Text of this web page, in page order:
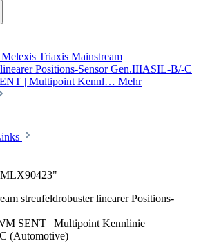
Melexis Triaxis Mainstream
Positions-Sensor Gen.IIIASIL-B/-C
| Multipoint Kennl… Mehr
streufeldrobuster linearer Positions-
SENT | Multipoint Kennlinie |
(Automotive)